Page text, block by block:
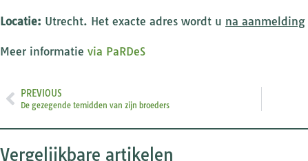
Locatie: Utrecht. Het exacte adres wordt u na aanmelding
Meer informatie via PaRDeS
PREVIOUS
De gezegende temidden van zijn broeders
Vergelijkbare artikelen